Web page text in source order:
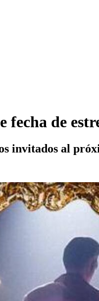
fecha de
invitados al